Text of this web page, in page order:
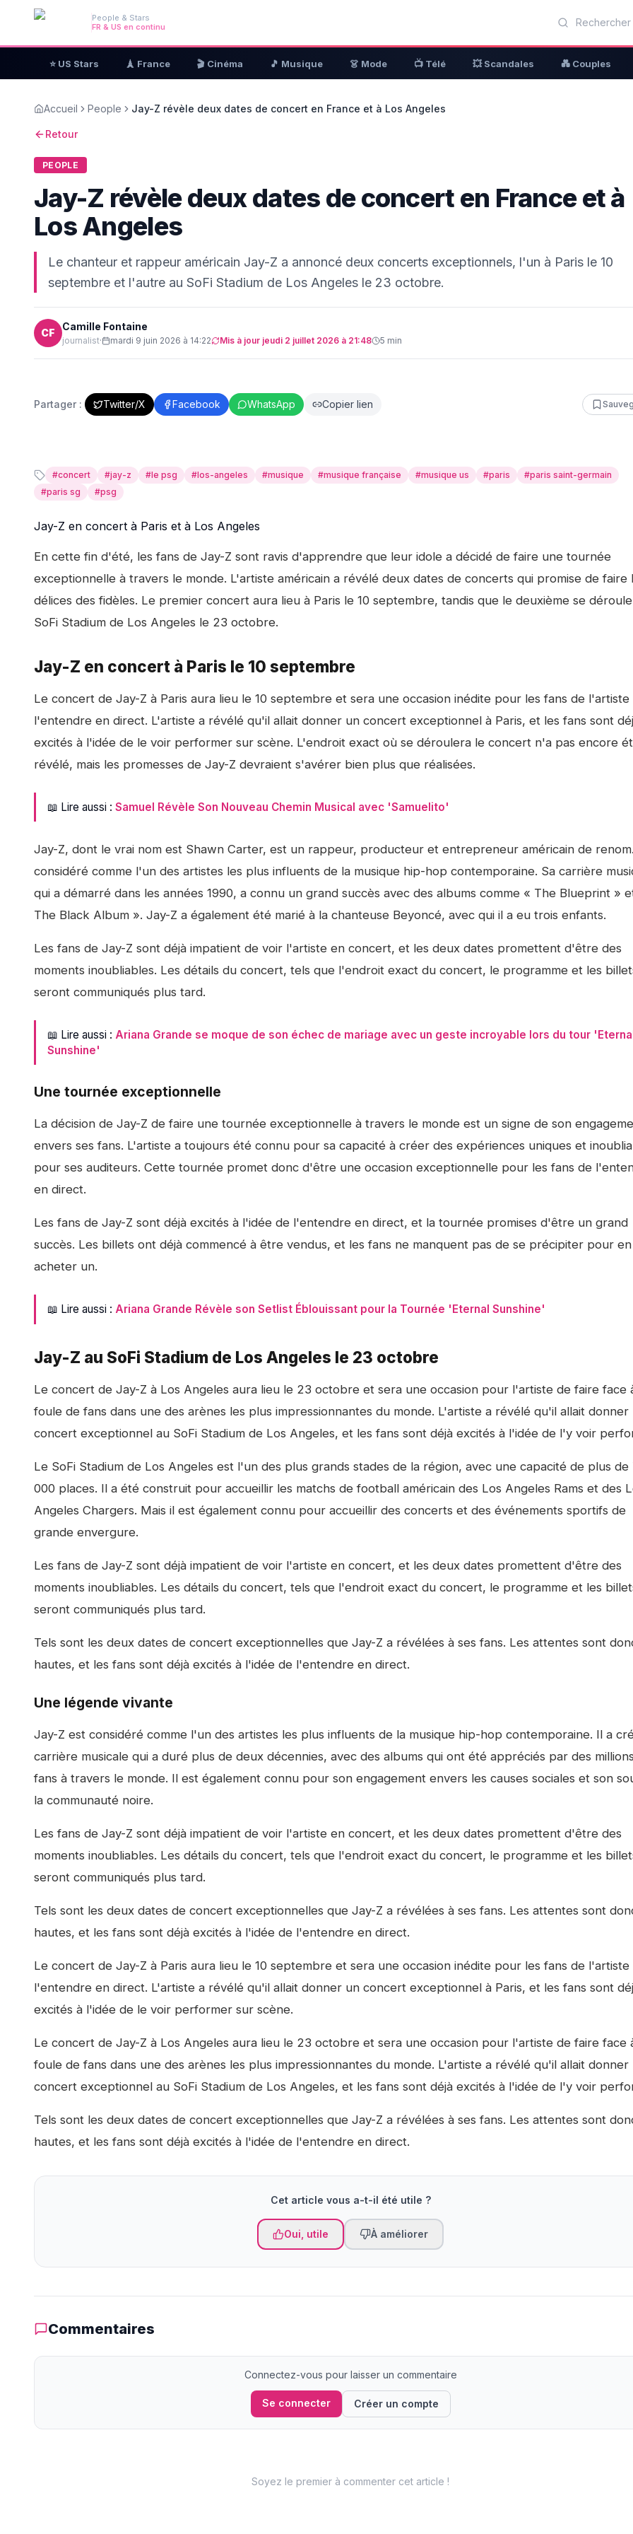
People & Stars
FR & US en continu
⭐ US Stars 🗼 France 🎬 Cinéma 🎵 Musique 👗 Mode 📺 Télé 💥 Scandales 💑 Couples
Accueil People Jay-Z révèle deux dates de concert en France et à Los Angeles
Retour
PEOPLE
Jay-Z révèle deux dates de concert en France et à
Los Angeles
Le chanteur et rappeur américain Jay-Z a annoncé deux concerts exceptionnels, l'un à Paris le 10
septembre et l'autre au SoFi Stadium de Los Angeles le 23 octobre.
CF
Camille Fontaine
journalist· mardi 9 juin 2026 à 14:22 Mis à jour jeudi 2 juillet 2026 à 21:48 5 min
Partager : Twitter/X Facebook WhatsApp Copier lien
#concert #jay-z #le psg #los-angeles #musique #musique française #musique us #paris #paris saint-germain
#paris sg #psg
Jay-Z en concert à Paris et à Los Angeles
En cette fin d'été, les fans de Jay-Z sont ravis d'apprendre que leur idole a décidé de faire une tournée
exceptionnelle à travers le monde. L'artiste américain a révélé deux dates de concerts qui promise de faire
délices des fidèles. Le premier concert aura lieu à Paris le 10 septembre, tandis que le deuxième se
SoFi Stadium de Los Angeles le 23 octobre.
Jay-Z en concert à Paris le 10 septembre
Le concert de Jay-Z à Paris aura lieu le 10 septembre et sera une occasion inédite pour les fans de l'artiste
l'entendre en direct. L'artiste a révélé qu'il allait donner un concert exceptionnel à Paris, et les fans sont
excités à l'idée de le voir performer sur scène. L'endroit exact où se déroulera le concert n'a pas encore
révélé, mais les promesses de Jay-Z devraient s'avérer bien plus que réalisées.
📖 Lire aussi : Samuel Révèle Son Nouveau Chemin Musical avec 'Samuelito'
Jay-Z, dont le vrai nom est Shawn Carter, est un rappeur, producteur et entrepreneur américain de
considéré comme l'un des artistes les plus influents de la musique hip-hop contemporaine. Sa carrière
qui a démarré dans les années 1990, a connu un grand succès avec des albums comme « The Blueprint »
The Black Album ». Jay-Z a également été marié à la chanteuse Beyoncé, avec qui il a eu trois enfants.
Les fans de Jay-Z sont déjà impatient de voir l'artiste en concert, et les deux dates promettent d'être des
moments inoubliables. Les détails du concert, tels que l'endroit exact du concert, le programme et les
seront communiqués plus tard.
📖 Lire aussi : Ariana Grande se moque de son échec de mariage avec un geste incroyable lors du tour
Sunshine'
Une tournée exceptionnelle
La décision de Jay-Z de faire une tournée exceptionnelle à travers le monde est un signe de son
envers ses fans. L'artiste a toujours été connu pour sa capacité à créer des expériences uniques et
pour ses auditeurs. Cette tournée promet donc d'être une occasion exceptionnelle pour les fans de
en direct.
Les fans de Jay-Z sont déjà excités à l'idée de l'entendre en direct, et la tournée promises d'être un grand
succès. Les billets ont déjà commencé à être vendus, et les fans ne manquent pas de se précipiter pour en
acheter un.
📖 Lire aussi : Ariana Grande Révèle son Setlist Éblouissant pour la Tournée 'Eternal Sunshine'
Jay-Z au SoFi Stadium de Los Angeles le 23 octobre
Le concert de Jay-Z à Los Angeles aura lieu le 23 octobre et sera une occasion pour l'artiste de faire face
foule de fans dans une des arènes les plus impressionnantes du monde. L'artiste a révélé qu'il allait donner
concert exceptionnel au SoFi Stadium de Los Angeles, et les fans sont déjà excités à l'idée de l'y voir
Le SoFi Stadium de Los Angeles est l'un des plus grands stades de la région, avec une capacité de plus de
000 places. Il a été construit pour accueillir les matchs de football américain des Los Angeles Rams et des
Angeles Chargers. Mais il est également connu pour accueillir des concerts et des événements sportifs de
grande envergure.
Les fans de Jay-Z sont déjà impatient de voir l'artiste en concert, et les deux dates promettent d'être des
moments inoubliables. Les détails du concert, tels que l'endroit exact du concert, le programme et les
seront communiqués plus tard.
Tels sont les deux dates de concert exceptionnelles que Jay-Z a révélées à ses fans. Les attentes sont
hautes, et les fans sont déjà excités à l'idée de l'entendre en direct.
Une légende vivante
Jay-Z est considéré comme l'un des artistes les plus influents de la musique hip-hop contemporaine. Il a
carrière musicale qui a duré plus de deux décennies, avec des albums qui ont été appréciés par des
fans à travers le monde. Il est également connu pour son engagement envers les causes sociales et son
la communauté noire.
Les fans de Jay-Z sont déjà impatient de voir l'artiste en concert, et les deux dates promettent d'être des
moments inoubliables. Les détails du concert, tels que l'endroit exact du concert, le programme et les
seront communiqués plus tard.
Tels sont les deux dates de concert exceptionnelles que Jay-Z a révélées à ses fans. Les attentes sont
hautes, et les fans sont déjà excités à l'idée de l'entendre en direct.
Le concert de Jay-Z à Paris aura lieu le 10 septembre et sera une occasion inédite pour les fans de l'artiste
l'entendre en direct. L'artiste a révélé qu'il allait donner un concert exceptionnel à Paris, et les fans sont
excités à l'idée de le voir performer sur scène.
Le concert de Jay-Z à Los Angeles aura lieu le 23 octobre et sera une occasion pour l'artiste de faire face
foule de fans dans une des arènes les plus impressionnantes du monde. L'artiste a révélé qu'il allait donner
concert exceptionnel au SoFi Stadium de Los Angeles, et les fans sont déjà excités à l'idée de l'y voir
Tels sont les deux dates de concert exceptionnelles que Jay-Z a révélées à ses fans. Les attentes sont
hautes, et les fans sont déjà excités à l'idée de l'entendre en direct.
Cet article vous a-t-il été utile ?
Oui, utile À améliorer
Commentaires
Connectez-vous pour laisser un commentaire
Se connecter Créer un compte
Soyez le premier à commenter cet article !